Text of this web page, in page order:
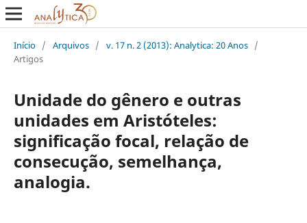
Início / Arquivos / v. 17 n. 2 (2013): Analytica: 20 Anos /
Artigos
Unidade do gênero e outras
unidades em Aristóteles:
significação focal, relação de
consecução, semelhança,
analogia.